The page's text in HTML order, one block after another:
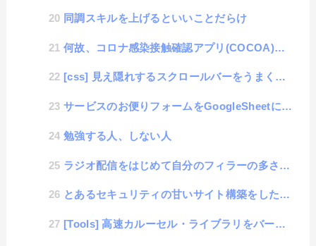
同調スキルを上げるといいことだらけ
何故、コロナ感染接触確認アプリ(COCOA)は活用されないのか？
[css] 見え隠れするスクロールバーをうまくコントロールするテクニック
サービスのお便りフォームをGoogleSheetに追記
勉強する人、しない人
ラジオ配信をはじめて自分のフィラーの多さに気がついた事
とあるセキュリティの甘いサイト構築をした時の話
[Tools] 高速カルーセル・ライブラリをバージョンアップしました